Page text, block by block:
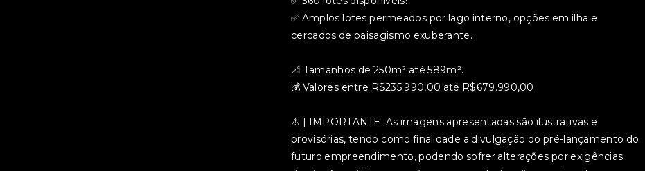
✅ Amplos lotes permeados por lago interno, opções em ilha e
cercados de paisagismo exuberante.
📐 Tamanhos de 250m² até 589m².
💰 Valores entre R$235.990,00 até R$679.990,00
⚠ | IMPORTANTE: As imagens apresentadas são ilustrativas e
provisórias, tendo como finalidade a divulgação do pré-lançamento do
futuro empreendimento, podendo sofrer alterações por exigências